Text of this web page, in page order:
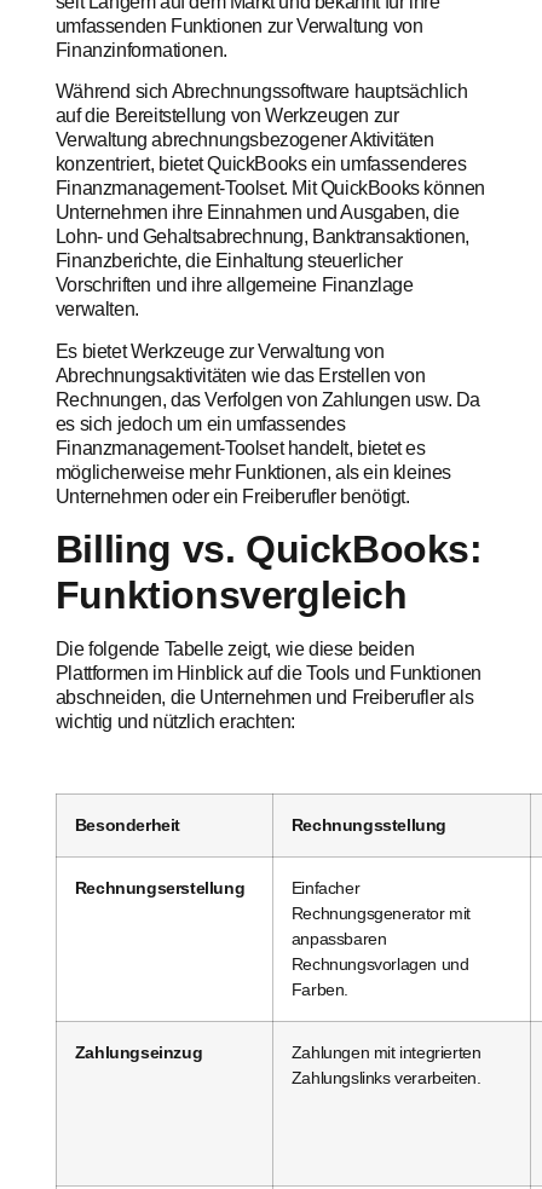
umfassenden Funktionen zur Verwaltung von
Finanzinformationen.
Während sich Abrechnungssoftware hauptsächlich
auf die Bereitstellung von Werkzeugen zur
Verwaltung abrechnungsbezogener Aktivitäten
konzentriert, bietet QuickBooks ein umfassenderes
Finanzmanagement-Toolset. Mit QuickBooks können
Unternehmen ihre Einnahmen und Ausgaben, die
Lohn- und Gehaltsabrechnung, Banktransaktionen,
Finanzberichte, die Einhaltung steuerlicher
Vorschriften und ihre allgemeine Finanzlage
verwalten.
Es bietet Werkzeuge zur Verwaltung von
Abrechnungsaktivitäten wie das Erstellen von
Rechnungen, das Verfolgen von Zahlungen usw. Da
es sich jedoch um ein umfassendes
Finanzmanagement-Toolset handelt, bietet es
möglicherweise mehr Funktionen, als ein kleines
Unternehmen oder ein Freiberufler benötigt.
Billing vs. QuickBooks:
Funktionsvergleich
Die folgende Tabelle zeigt, wie diese beiden
Plattformen im Hinblick auf die Tools und Funktionen
abschneiden, die Unternehmen und Freiberufler als
wichtig und nützlich erachten:
Besonderheit Rechnungsstellung
Rechnungserstellung
Einfacher
Rechnungsgenerator mit
anpassbaren
Rechnungsvorlagen und
Farben.
Zahlungseinzug
Zahlungen mit integrierten
Zahlungslinks verarbeiten.